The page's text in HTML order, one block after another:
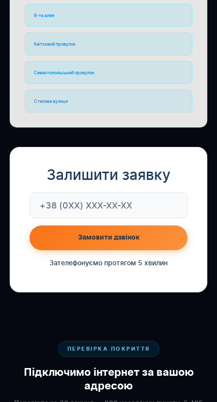
6-та алея
Квітковий провулок
Севастопольський провулок
Степова вулиця
Залишити заявку
Замовити дзвінок
Зателефонуємо протягом 5 хвилин
ПЕРЕВІРКА ПОКРИТТЯ
Підключимо інтернет за вашою
адресою